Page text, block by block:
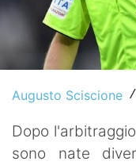
Calciomercato
Video
Augusto Sciscione /
Dopo
sono nate